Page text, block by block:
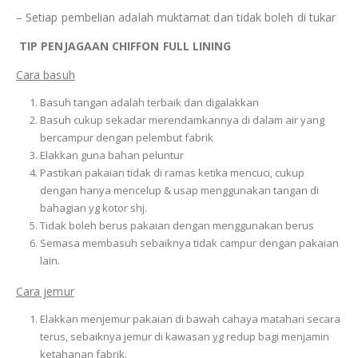
– Setiap pembelian adalah muktamat dan tidak boleh di tukar
TIP PENJAGAAN CHIFFON FULL LINING
Cara basuh
Basuh tangan adalah terbaik dan digalakkan
Basuh cukup sekadar merendamkannya di dalam air yang
bercampur dengan pelembut fabrik
Elakkan guna bahan peluntur
Pastikan pakaian tidak di ramas ketika mencuci, cukup
dengan hanya mencelup & usap menggunakan tangan di
bahagian yg kotor shj.
Tidak boleh berus pakaian dengan menggunakan berus
Semasa membasuh sebaiknya tidak campur dengan pakaian
lain.
Cara jemur
Elakkan menjemur pakaian di bawah cahaya matahari secara
terus, sebaiknya jemur di kawasan yg redup bagi menjamin
ketahanan fabrik.